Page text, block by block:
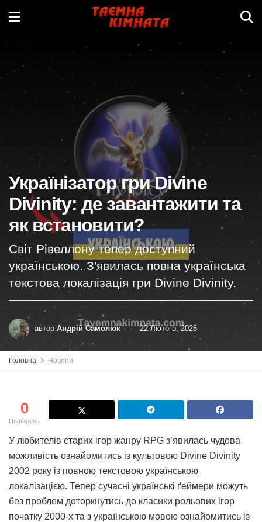
Українізатор гри Divine
Divinity: де завантажити та
як встановити?
Світ Рівеллону тепер доступний
українською. З'явилась повна українська
текстова локалізація гри Divine Divinity.
автор Андрій Самолюк 22 Лютого, 2026
Головна Новини
0
Поширень
У любителів старих ігор жанру RPG з’явилась чудова
можливість ознайомитись із культовою Divine Divinity
2002 року із повною текстовою українською
локалізацією. Тепер сучасні українські ґеймери можуть
без проблем доторкнутись до класики рольових ігор
початку 2000-х та з українською мовою ознайомитись із